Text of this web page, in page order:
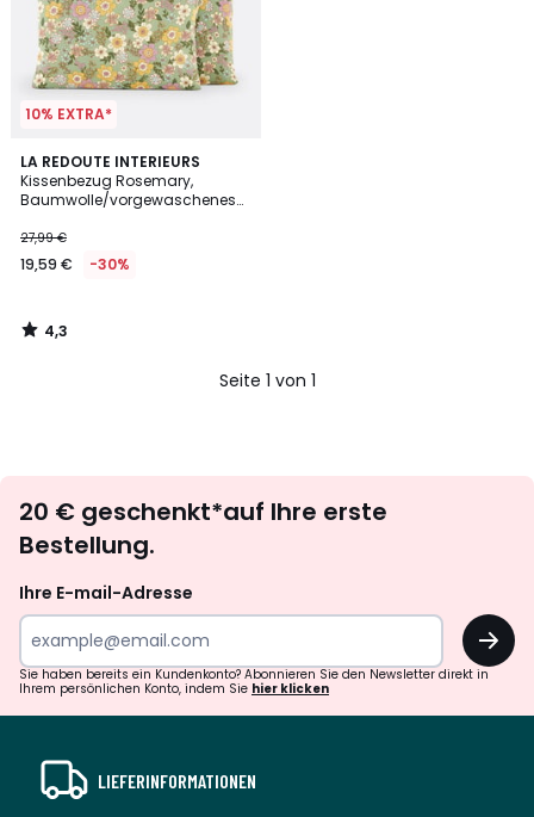
10% EXTRA*
LA REDOUTE INTERIEURS
Kissenbezug Rosemary,
Baumwolle/vorgewaschenes
27,99 €
19,59 € -30%
4,3
/ 5
4,3
/
Seite 1 von 1
abonnieren
20 € geschenkt*auf Ihre erste
Bestellung.
Ihre E-mail-Adresse
OK
Sie haben bereits ein Kundenkonto? Abonnieren Sie den Newsletter direkt in
Ihrem persönlichen Konto, indem Sie hier klicken
LIEFERINFORMATIONEN